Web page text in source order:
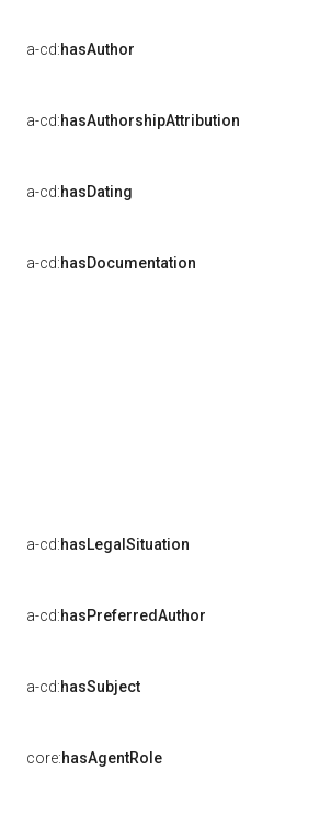
a-cd:hasAuthor
a-cd:hasAuthorshipAttribution
a-cd:hasDating
a-cd:hasDocumentation
a-cd:hasLegalSituation
a-cd:hasPreferredAuthor
a-cd:hasSubject
core:hasAgentRole